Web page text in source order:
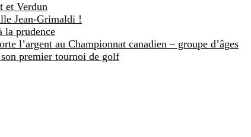
et Verdun
Jean-Grimaldi !
la prudence
l’argent au Championnat canadien – groupe d’âges
premier tournoi de golf